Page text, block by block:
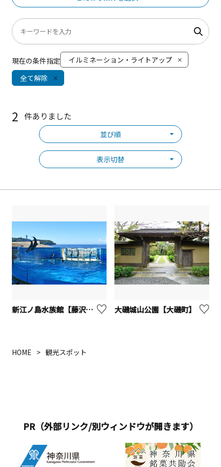
現在の条件指定
イルミネーション・ライトアップ
全て解除
2 件ありました
並び順
表示切替
新江ノ島水族館【藤沢市】 大磯城山公園【大磯町】
HOME 観光スポット
PR（外部リンク/別ウィンドウが開きます）